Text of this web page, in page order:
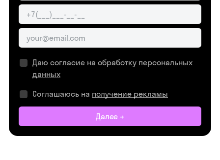
Даю согласие на обработку персональных
данных
Соглашаюсь на получение рекламы
Далее →